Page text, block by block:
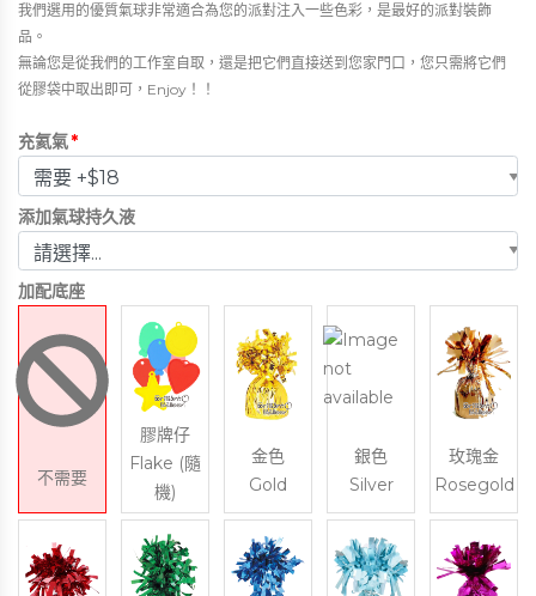
我們選用的優質氣球非常適合為您的派對注入一些色彩，是最好的派對裝飾
品。
無論您是從我們的工作室自取，還是把它們直接送到您家門口，您只需將它們
從膠袋中取出即可，Enjoy！！
充氦氣*
添加氣球持久液
加配底座
不需要
膠牌仔
Flake (隨
機)
金色
Gold
銀色
Silver
玫瑰金
Rosegold